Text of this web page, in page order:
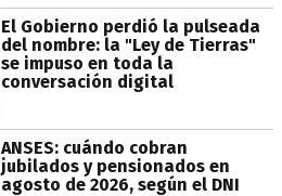
El Gobierno perdió la pulseada
del nombre: la "Ley de Tierras"
se impuso en toda la
conversación digital
ANSES: cuándo cobran
jubilados y pensionados en
agosto de 2026, según el DNI